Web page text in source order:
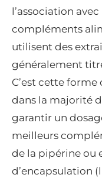
l’association
compléments
utilisent des
généralement
C’est cette
dans la majorité
garantir un
meilleurs
de la pipérine ou
d’encapsulation